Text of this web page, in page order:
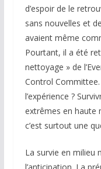
d’espoir de le
sans nouvelles et
avaient même
Pourtant, il a été
nettoyage » de
Control Committee.
l’expérience ?
extrêmes en haute
c’est surtout une
La survie en milieu